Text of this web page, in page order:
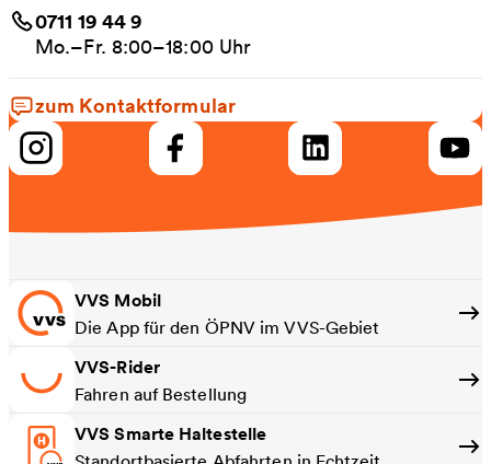
0711 19 44 9
Mo.–Fr. 8:00–18:00 Uhr
zum Kontaktformular
VVS Mobil
Die App für den ÖPNV im VVS-Gebiet
VVS-Rider
Fahren auf Bestellung
VVS Smarte Haltestelle